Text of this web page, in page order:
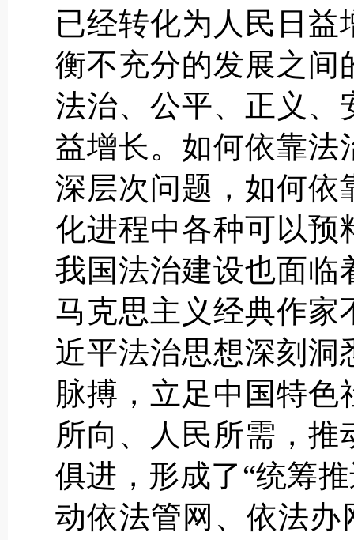
已经转化为人民日
衡不充分的发展之间
法治、公平、正义、
益增长。如何依靠法
深层次问题，如何依
化进程中各种可以预
我国法治建设也面临
马克思主义经典作家
近平法治思想深刻洞
脉搏，立足中国特
所向、人民所需，
俱进，形成了“统筹
动依法管网、依法办